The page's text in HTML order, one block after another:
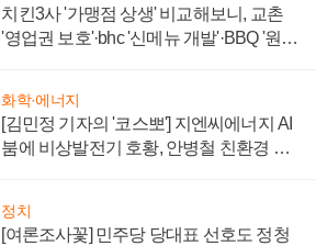
치킨3사 '가맹점 상생' 비교해보니, 교촌
'영업권 보호'·bhc '신메뉴 개발'·BBQ '원가
화학·에너지
[김민정 기자의 '코스뽀'] 지엔씨에너지 AI
붐에 비상발전기 호황, 안병철 친환경 에
정치
[여론조사꽃] 민주당 당대표 선호도 정청